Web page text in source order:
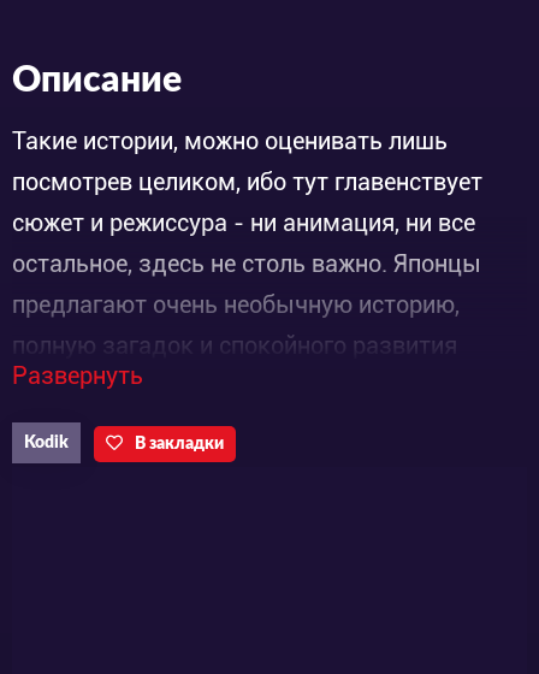
Описание
Такие истории, можно оценивать лишь
посмотрев целиком, ибо тут главенствует
сюжет и режиссура - ни анимация, ни все
остальное, здесь не столь важно. Японцы
предлагают очень необычную историю,
полную загадок и спокойного развития
сюжета. Не знаем, как вы, но мы такое очень
любим. Поэтому будем с интересом
наблюдать за историей.Сюжет повествует о
Развернуть
Kodik В закладки